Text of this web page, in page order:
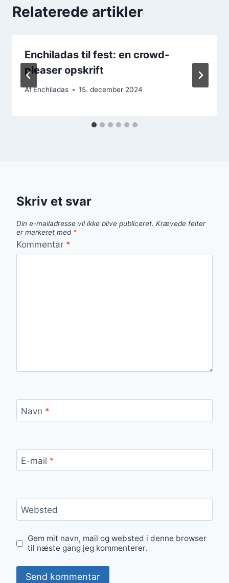
Relaterede artikler
Enchiladas til fest: en crowd-
pleaser opskrift
AfEnchiladas 15. december 2024
Skriv et svar
Din e-mailadresse vil ikke blive publiceret. Krævede felter
er markeret med *
Kommentar *
Navn *
E-mail *
Websted
Gem mit navn, mail og websted i denne browser
til næste gang jeg kommenterer.